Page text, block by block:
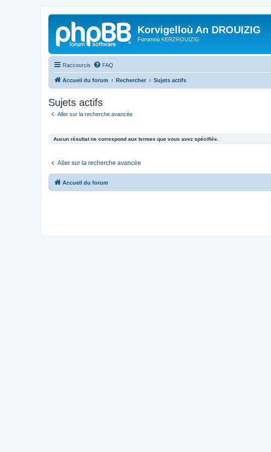
Korvigelloù An DROUIZIG
Foromoù KERZROUIZIG
Raccourcis FAQ
Accueil du forum Rechercher Sujets actifs
Sujets actifs
Aller sur la recherche avancée
Aucun résultat ne correspond aux termes que vous avez spécifiés.
Aller sur la recherche avancée
Accueil du forum